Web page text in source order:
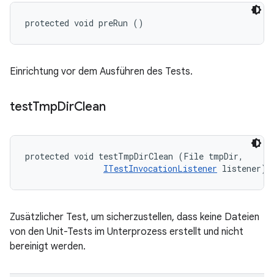
protected void preRun ()
Einrichtung vor dem Ausführen des Tests.
testTmpDirClean
protected void testTmpDirClean (File tmpDir,
ITestInvocationListener listener)
Zusätzlicher Test, um sicherzustellen, dass keine Dateien
von den Unit-Tests im Unterprozess erstellt und nicht
bereinigt werden.